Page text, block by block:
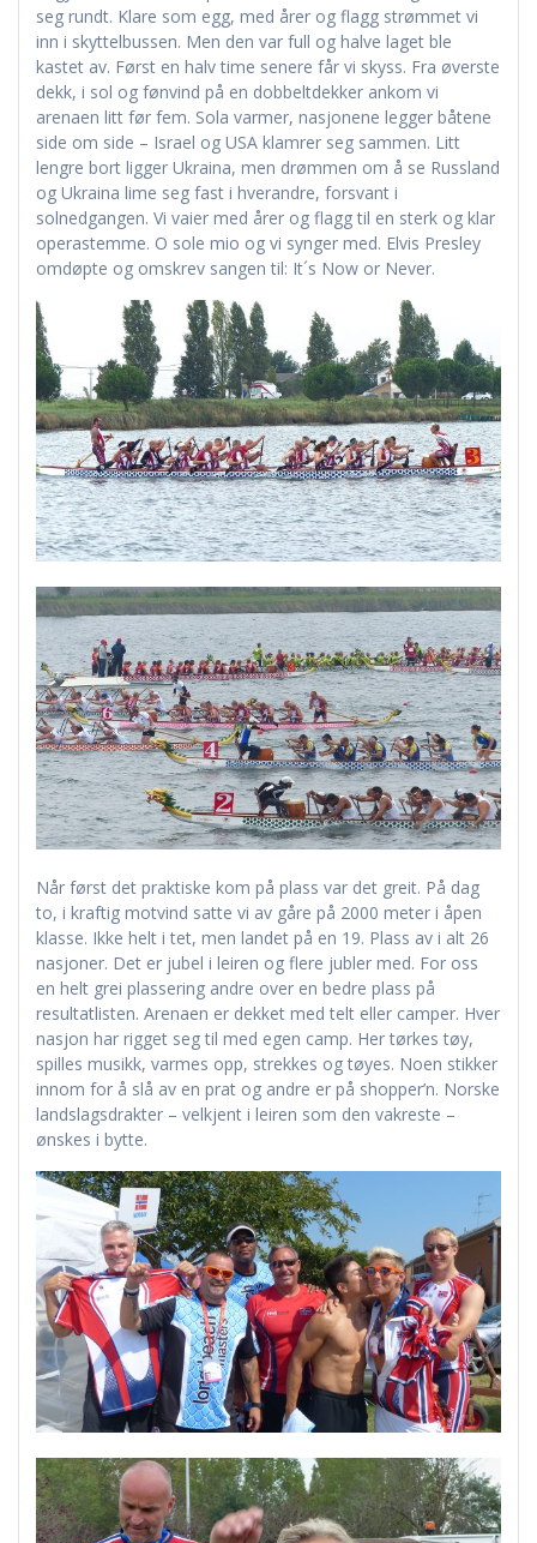
seg rundt. Klare som egg, med årer og flagg strømmet vi
inn i skyttelbussen. Men den var full og halve laget ble
kastet av. Først en halv time senere får vi skyss. Fra øverste
dekk, i sol og fønvind på en dobbeltdekker ankom vi
arenaen litt før fem. Sola varmer, nasjonene legger båtene
side om side – Israel og USA klamrer seg sammen. Litt
lengre bort ligger Ukraina, men drømmen om å se Russland
og Ukraina lime seg fast i hverandre, forsvant i
solnedgangen. Vi vaier med årer og flagg til en sterk og klar
operastemme. O sole mio og vi synger med. Elvis Presley
omdøpte og omskrev sangen til: It´s Now or Never.
Når først det praktiske kom på plass var det greit. På dag
to, i kraftig motvind satte vi av gåre på 2000 meter i åpen
klasse. Ikke helt i tet, men landet på en 19. Plass av i alt 26
nasjoner. Det er jubel i leiren og flere jubler med. For oss
en helt grei plassering andre over en bedre plass på
resultatlisten. Arenaen er dekket med telt eller camper. Hver
nasjon har rigget seg til med egen camp. Her tørkes tøy,
spilles musikk, varmes opp, strekkes og tøyes. Noen stikker
innom for å slå av en prat og andre er på shopper’n. Norske
landslagsdrakter – velkjent i leiren som den vakreste –
ønskes i bytte.